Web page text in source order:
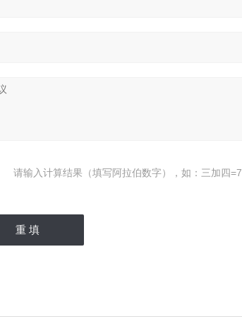
请输入计算结果（填写阿拉伯数字），如：三加四=7